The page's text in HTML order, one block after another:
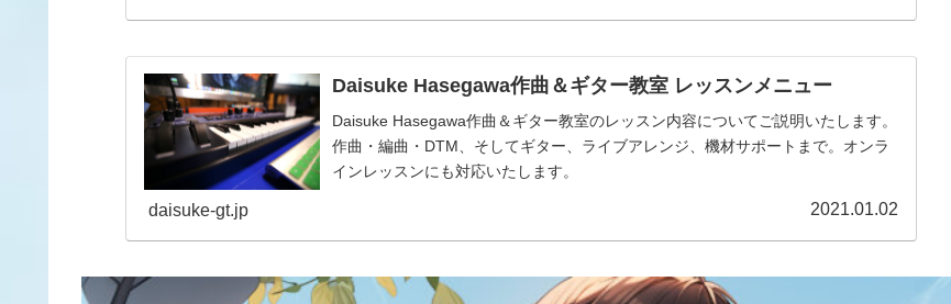
Daisuke Hasegawa作曲＆ギター教室 レッスンメニュー
Daisuke Hasegawa作曲＆ギター教室のレッスン内容についてご説明いたします。
作曲・編曲・DTM、そしてギター、ライブアレンジ、機材サポートまで。オンラ
インレッスンにも対応いたします。
daisuke-gt.jp 2021.01.02